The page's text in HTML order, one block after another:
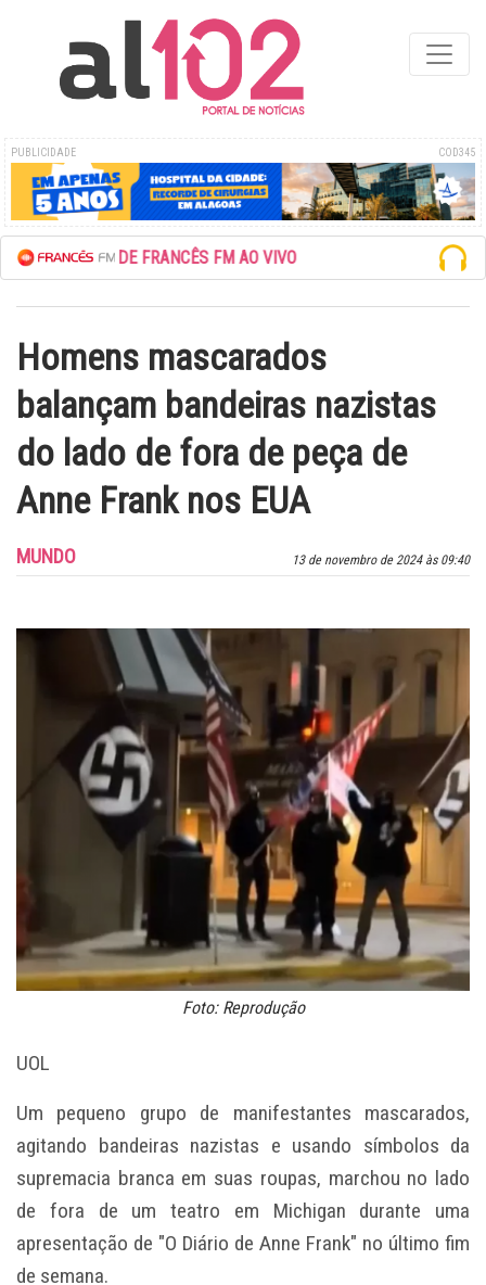
PUBLICIDADE COD345
A REDE FRANCÊS FM AO VIVO
Homens mascarados
balançam bandeiras nazistas
do lado de fora de peça de
Anne Frank nos EUA
13 de novembro de 2024 às 09:40
MUNDO
Foto: Reprodução
UOL
Um pequeno grupo de manifestantes mascarados,
agitando bandeiras nazistas e usando símbolos da
supremacia branca em suas roupas, marchou no lado
de fora de um teatro em Michigan durante uma
apresentação de "O Diário de Anne Frank" no último fim
de semana.